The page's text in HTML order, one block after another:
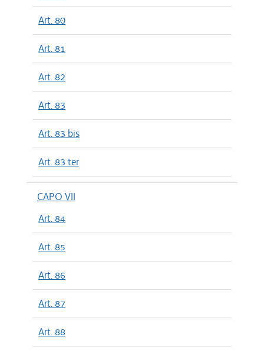
Art. 80
Art. 81
Art. 82
Art. 83
Art. 83 bis
Art. 83 ter
CAPO VII
Art. 84
Art. 85
Art. 86
Art. 87
Art. 88